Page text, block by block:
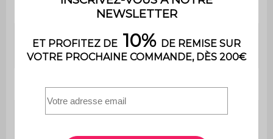
Utilisation Intérieur
Usage
Usage domestique
uniquement
Pas de montage : produit